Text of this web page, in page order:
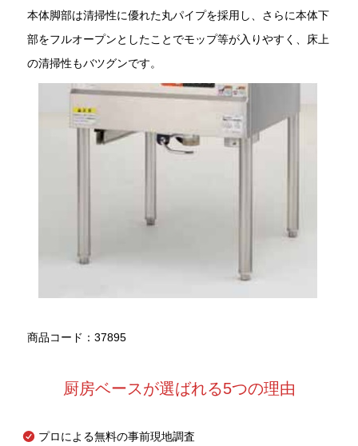
本体脚部は清掃性に優れた丸パイプを採用し、さらに本体下
部をフルオープンとしたことでモップ等が入りやすく、床上
の清掃性もバツグンです。
商品コード：37895
厨房ベースが選ばれる5つの理由
プロによる無料の事前現地調査